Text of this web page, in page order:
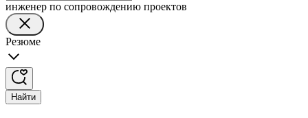
инженер по сопровождению проектов
Резюме
Найти